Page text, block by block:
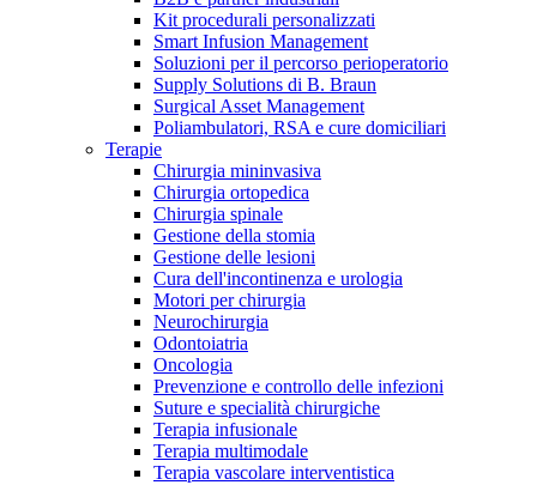
Catalogo prodotti
Trova il prodotto che stai cercando. Visita il catalogo B.
Braun con il nostro portfolio completo.
Hai domande o richieste? Scrivici per entrare subito in
contatto con un nostro referente.
Kit procedurali personalizzati
Smart Infusion Management
Soluzioni per il percorso perioperatorio
Supply Solutions di B. Braun
Surgical Asset Management
Poliambulatori, RSA e cure domiciliari
Terapie
Chirurgia mininvasiva
Chirurgia ortopedica
Chirurgia spinale
Gestione della stomia
Gestione delle lesioni
Cura dell'incontinenza e urologia
Motori per chirurgia
Neurochirurgia
Odontoiatria
Oncologia
Prevenzione e controllo delle infezioni
Suture e specialità chirurgiche
Terapia infusionale
Terapia multimodale
Terapia vascolare interventistica